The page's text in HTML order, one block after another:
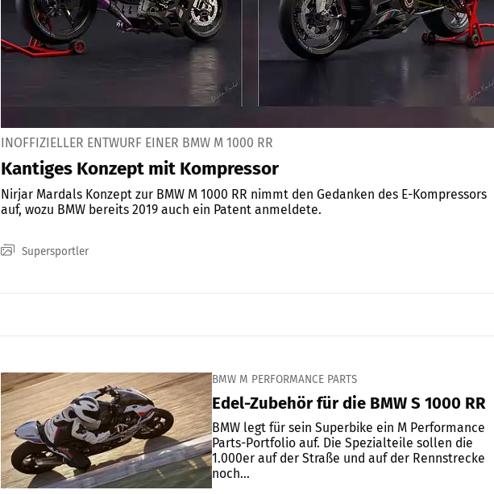
INOFFIZIELLER ENTWURF EINER BMW M 1000 RR
Kantiges Konzept mit Kompressor
Nirjar Mardals Konzept zur BMW M 1000 RR nimmt den Gedanken des E-Kompressors
auf, wozu BMW bereits 2019 auch ein Patent anmeldete.
Supersportler
BMW M PERFORMANCE PARTS
Edel-Zubehör für die BMW S 1000 RR
BMW legt für sein Superbike ein M Performance
Parts-Portfolio auf. Die Spezialteile sollen die
1.000er auf der Straße und auf der Rennstrecke
noch...